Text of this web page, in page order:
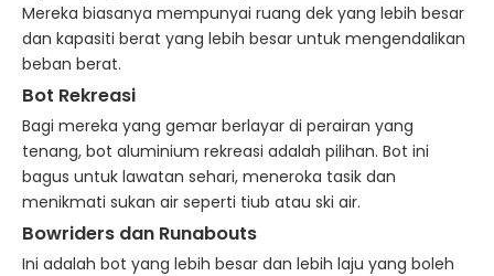
Mereka biasanya mempunyai ruang dek yang lebih besar
dan kapasiti berat yang lebih besar untuk mengendalikan
beban berat.
Bot Rekreasi
Bagi mereka yang gemar berlayar di perairan yang
tenang, bot aluminium rekreasi adalah pilihan. Bot ini
bagus untuk lawatan sehari, meneroka tasik dan
menikmati sukan air seperti tiub atau ski air.
Bowriders dan Runabouts
Ini adalah bot yang lebih besar dan lebih laju yang boleh